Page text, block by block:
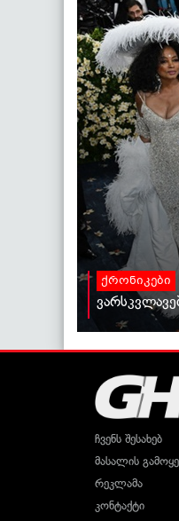
ქრონიკები
ჩვენს შესახებ
მასალის
რეკლამა
კონტაქტი